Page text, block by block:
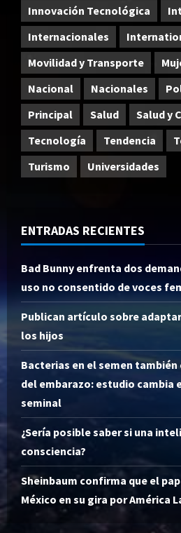
Innovación Tecnológica
Internacionales
Movilidad y Transporte
Nacional
Nacionales
Principal
Salud Salud y
Tecnología
Tendencia
Turismo
Universidades
ENTRADAS RECIENTES
Bad Bunny enfrenta dos
uso no consentido de voces
Publican artículo sobre
los hijos
Bacterias en el semen
del embarazo: estudio cambia
seminal
¿Sería posible saber si una
consciencia?
Sheinbaum confirma que el
México en su gira por América